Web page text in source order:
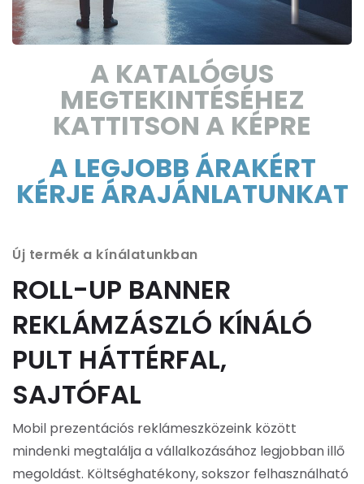
A KATALÓGUS
MEGTEKINTÉSÉHEZ
KATTITSON A KÉPRE
A LEGJOBB ÁRAKÉRT
KÉRJE ÁRAJÁNLATUNKAT
Új termék a kínálatunkban
ROLL-UP BANNER
REKLÁMZÁSZLÓ KÍNÁLÓ
PULT HÁTTÉRFAL,
SAJTÓFAL
Mobil prezentációs reklámeszközeink között
mindenki megtalálja a vállalkozásához legjobban illő
megoldást. Költséghatékony, sokszor felhasználható